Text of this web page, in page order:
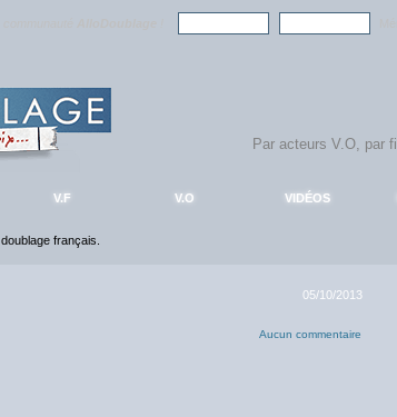
V.F V.O VIDÉOS
français.
05/10/2013
Aucun commentaire